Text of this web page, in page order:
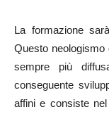
La formazione
Questo
sempre più
conseguente
affini e consiste